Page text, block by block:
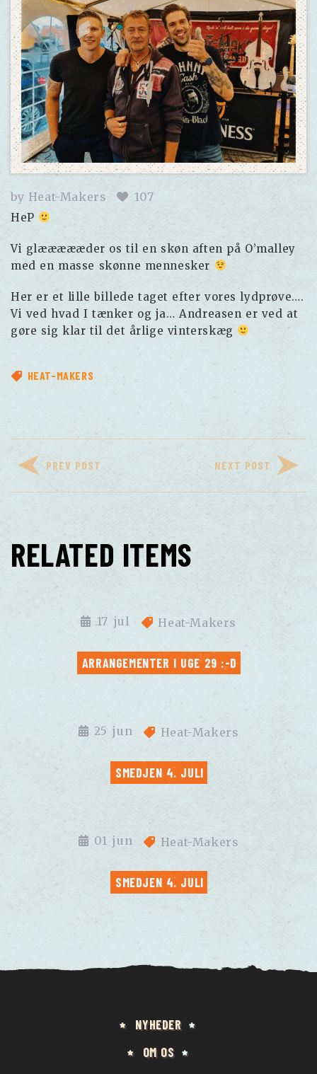
by Heat-Makers 107
HeP
Vi glæææææder os til en skøn aften på O’malley
med en masse skønne mennesker
Her er et lille billede taget efter vores lydprøve….
Vi ved hvad I tænker og ja… Andreasen er ved at
gøre sig klar til det årlige vinterskæg
HEAT-MAKERS
PREV POST NEXT POST
RELATED ITEMS
17 jul Heat-Makers
ARRANGEMENTER I UGE 29 :-D
25 jun Heat-Makers
SMEDJEN 4. JULI
01 jun Heat-Makers
SMEDJEN 4. JULI
NYHEDER
OM OS